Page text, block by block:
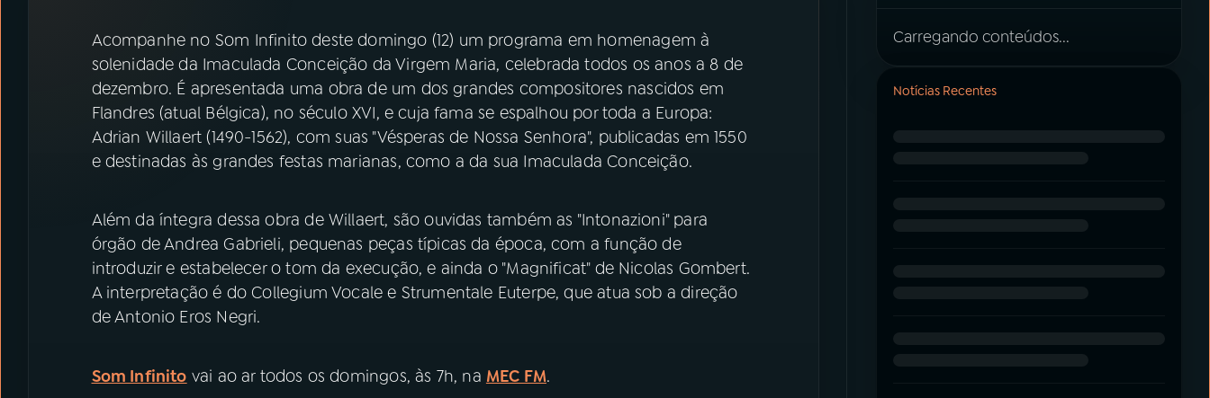
ACOMPANHE A RÁDIO MEC
YouTube Facebook
Acompanhe no Som Infinito deste domingo (12) um programa em homenagem à
solenidade da Imaculada Conceição da Virgem Maria, celebrada todos os anos a 8 de
dezembro. É apresentada uma obra de um dos grandes compositores nascidos em
Flandres (atual Bélgica), no século XVI, e cuja fama se espalhou por toda a Europa:
Adrian Willaert (1490-1562), com suas "Vésperas de Nossa Senhora", publicadas em 1550
e destinadas às grandes festas marianas, como a da sua Imaculada Conceição.
Além da íntegra dessa obra de Willaert, são ouvidas também as "Intonazioni" para
órgão de Andrea Gabrieli, pequenas peças típicas da época, com a função de
introduzir e estabelecer o tom da execução, e ainda o "Magnificat" de Nicolas Gombert.
A interpretação é do Collegium Vocale e Strumentale Euterpe, que atua sob a direção
de Antonio Eros Negri.
Som Infinito vai ao ar todos os domingos, às 7h, na MEC FM.
Carregando conteúdos...
Notícias Recentes